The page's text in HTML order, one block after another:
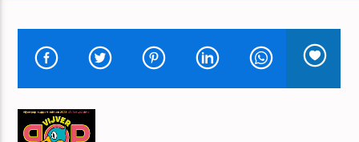
HUIDIG NUMMER
BONT
JAN BERG